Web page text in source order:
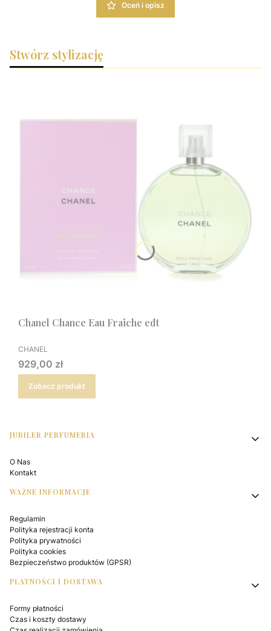
Oceń i opisz
Stwórz stylizację
Chanel Chance Eau Fraiche edt
PRODUCENT
CHANEL
Cena
929,00 zł
Zobacz produkt
Linki w stopce
JUBILER PERFUMERIA
O Nas
Kontakt
WAŻNE INFORMACJE
Regulamin
Polityka rejestracji konta
Polityka prywatności
Polityka cookies
Bezpieczeństwo produktów (GPSR)
PŁATNOŚCI I DOSTAWA
Formy płatności
Czas i koszty dostawy